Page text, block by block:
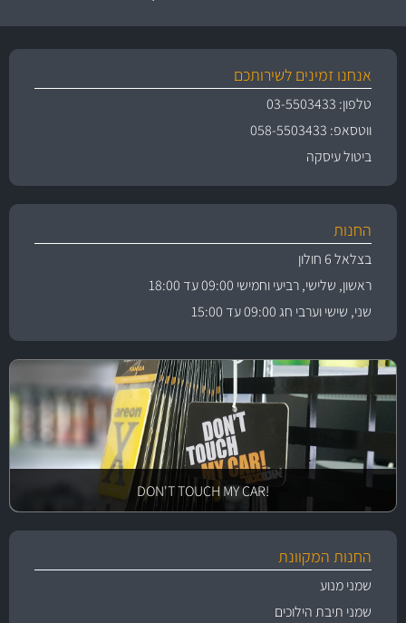
אנחנו זמינים לשירותכם
טלפון: 03-5503433
ווטסאפ: 058-5503433
ביטול עיסקה
החנות
בצלאל 6 חולון
ראשון, שלישי, רביעי וחמישי 09:00 עד 18:00
שני, שישי וערבי חג 09:00 עד 15:00
!DON'T TOUCH MY CAR
החנות המקוונת
שמני מנוע
שמני תיבת הילוכים